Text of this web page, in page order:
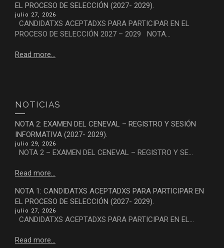
EL PROCESO DE SELECCIÓN (2027- 2029).
julio 27, 2026
CANDIDATXS ACEPTADXS PARA PARTICIPAR EN EL
PROCESO DE SELECCIÓN 2027 – 2029 NOTA...
Read more...
NOTICIAS
NOTA 2: EXAMEN DEL CENEVAL – REGISTRO Y SESIÓN
INFORMATIVA (2027- 2029).
julio 29, 2026
NOTA 2 – EXAMEN DEL CENEVAL – REGISTRO Y SE...
Read more...
NOTA 1: CANDIDATXS ACEPTADXS PARA PARTICIPAR EN
EL PROCESO DE SELECCIÓN (2027- 2029).
julio 27, 2026
CANDIDATXS ACEPTADXS PARA PARTICIPAR EN EL...
Read more...